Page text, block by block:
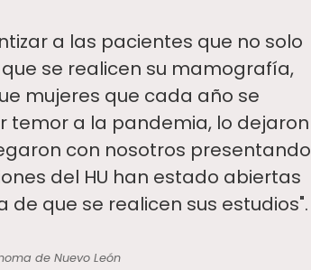
a las pacientes que no solo
se realicen su mamografía,
mujeres que cada año se
temor a la pandemia, lo dejaron
con nosotros presentando
del HU han estado abiertas
de que se realicen sus estudios".
de Nuevo León